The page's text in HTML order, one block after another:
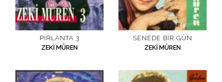
PIRLANTA 3
ZEKI MÜREN
SENEDE BIR GÜN
ZEKI MÜREN